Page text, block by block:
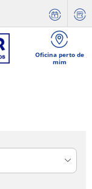
Oficina perto de
mim